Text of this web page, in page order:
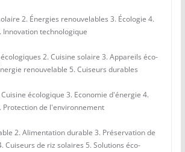
2. Énergies renouvelables 3. Écologie 4.
Innovation technologique
2. Cuisine solaire 3. Appareils éco-
renouvelable 5. Cuiseurs durables
écologique 3. Economie d'énergie 4.
Protection de l'environnement
2. Alimentation durable 3. Préservation de
Cuiseurs de riz solaires 5. Solutions éco-